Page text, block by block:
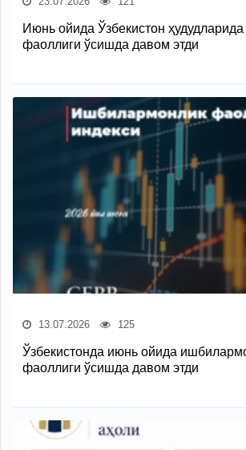
Июнь ойида Ўзбекистон ҳудудларида
фаоллиги ўсишда давом этди
13.07.2026 125
Ўзбекистонда июнь ойида
фаоллиги ўсишда давом этди